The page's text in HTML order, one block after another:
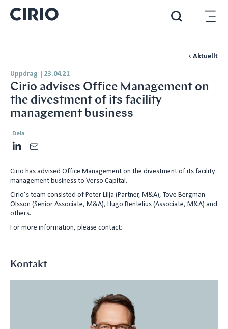
‹ Aktuellt
Uppdrag 23.04.21
Cirio advises Office Management on
the divestment of its facility
management business
Dela
L
n
k
e
d
I
a
l
Cirio has advised Office Management on the divestment of its facility
management business to Verso Capital.
Cirio’s team consisted of Peter Lilja (Partner, M&A), Tove Bergman
Olsson (Senior Associate, M&A), Hugo Bentelius (Associate, M&A) and
others.
For more information, please contact:
Kontakt